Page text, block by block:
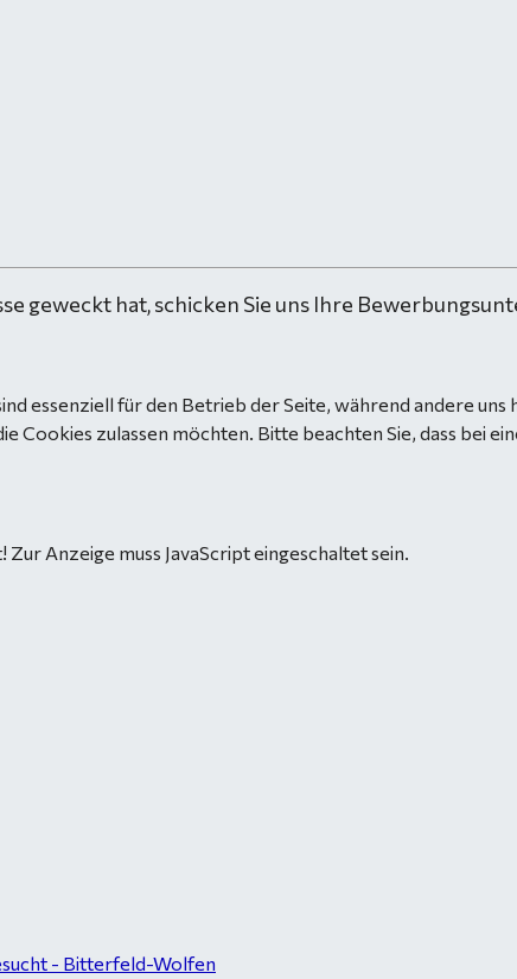
geweckt hat, schicken Sie uns Ihre
Anzeige muss JavaScript eingeschaltet sein.
- Bitterfeld-Wolfen
essenziell für den Betrieb der Seite, während andere
Cookies zulassen möchten. Bitte beachten Sie, dass bei